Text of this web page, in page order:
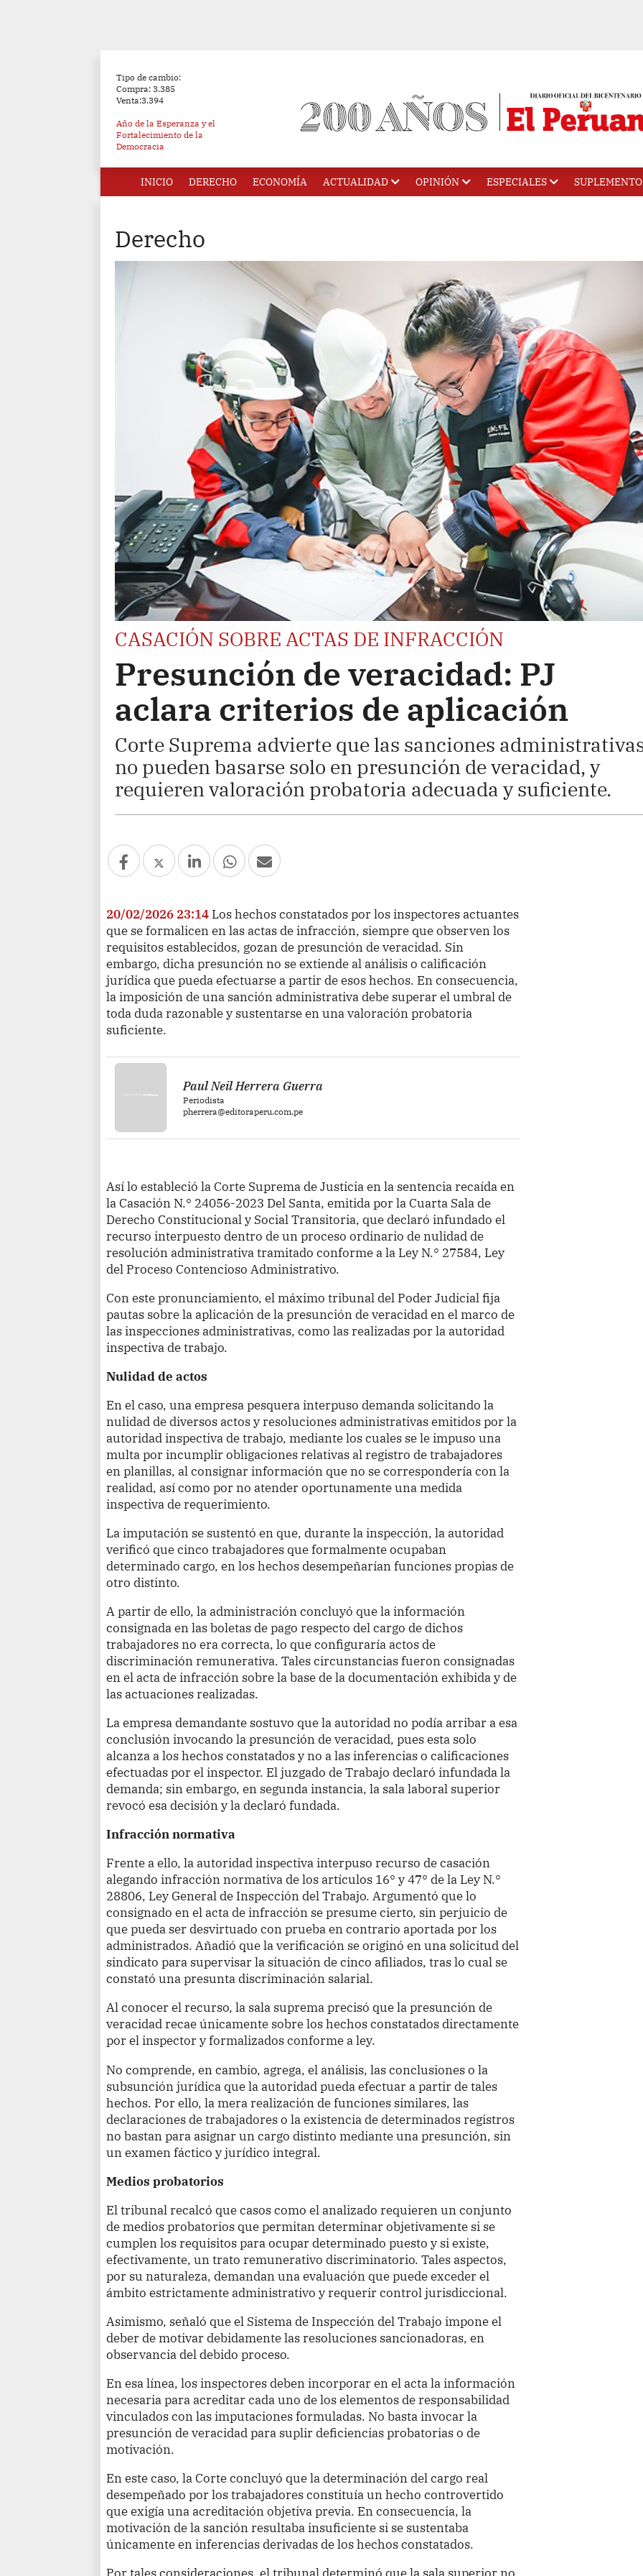
Tipo de cambio:
Compra: 3.385
Venta:3.394
Año de la Esperanza y el
Fortalecimiento de la
Democracia
INICIO DERECHO ECONOMÍA ACTUALIDAD OPINIÓN ESPECIALES
Derecho
CASACIÓN SOBRE ACTAS DE INFRACCIÓN
Presunción de veracidad: PJ
aclara criterios de aplicación
Corte Suprema advierte que las sanciones
no pueden basarse solo en presunción de veracidad, y
requieren valoración probatoria adecuada y suficiente.
20/02/2026 23:14 Los hechos constatados por los inspectores actuantes
que se formalicen en las actas de infracción, siempre que observen los
requisitos establecidos, gozan de presunción de veracidad. Sin
embargo, dicha presunción no se extiende al análisis o calificación
jurídica que pueda efectuarse a partir de esos hechos. En consecuencia,
la imposición de una sanción administrativa debe superar el umbral de
toda duda razonable y sustentarse en una valoración probatoria
suficiente.
Paul Neil Herrera Guerra
Periodista
pherrera@editoraperu.com.pe
Así lo estableció la Corte Suprema de Justicia en la sentencia recaída en
la Casación N.° 24056-2023 Del Santa, emitida por la Cuarta Sala de
Derecho Constitucional y Social Transitoria, que declaró infundado el
recurso interpuesto dentro de un proceso ordinario de nulidad de
resolución administrativa tramitado conforme a la Ley N.° 27584, Ley
del Proceso Contencioso Administrativo.
Con este pronunciamiento, el máximo tribunal del Poder Judicial fija
pautas sobre la aplicación de la presunción de veracidad en el marco de
las inspecciones administrativas, como las realizadas por la autoridad
inspectiva de trabajo.
Nulidad de actos
En el caso, una empresa pesquera interpuso demanda solicitando la
nulidad de diversos actos y resoluciones administrativas emitidos por la
autoridad inspectiva de trabajo, mediante los cuales se le impuso una
multa por incumplir obligaciones relativas al registro de trabajadores
en planillas, al consignar información que no se correspondería con la
realidad, así como por no atender oportunamente una medida
inspectiva de requerimiento.
La imputación se sustentó en que, durante la inspección, la autoridad
verificó que cinco trabajadores que formalmente ocupaban
determinado cargo, en los hechos desempeñarían funciones propias de
otro distinto.
A partir de ello, la administración concluyó que la información
consignada en las boletas de pago respecto del cargo de dichos
trabajadores no era correcta, lo que configuraría actos de
discriminación remunerativa. Tales circunstancias fueron consignadas
en el acta de infracción sobre la base de la documentación exhibida y de
las actuaciones realizadas.
La empresa demandante sostuvo que la autoridad no podía arribar a esa
conclusión invocando la presunción de veracidad, pues esta solo
alcanza a los hechos constatados y no a las inferencias o calificaciones
efectuadas por el inspector. El juzgado de Trabajo declaró infundada la
demanda; sin embargo, en segunda instancia, la sala laboral superior
revocó esa decisión y la declaró fundada.
Infracción normativa
Frente a ello, la autoridad inspectiva interpuso recurso de casación
alegando infracción normativa de los artículos 16° y 47° de la Ley N.°
28806, Ley General de Inspección del Trabajo. Argumentó que lo
consignado en el acta de infracción se presume cierto, sin perjuicio de
que pueda ser desvirtuado con prueba en contrario aportada por los
administrados. Añadió que la verificación se originó en una solicitud del
sindicato para supervisar la situación de cinco afiliados, tras lo cual se
constató una presunta discriminación salarial.
Al conocer el recurso, la sala suprema precisó que la presunción de
veracidad recae únicamente sobre los hechos constatados directamente
por el inspector y formalizados conforme a ley.
No comprende, en cambio, agrega, el análisis, las conclusiones o la
subsunción jurídica que la autoridad pueda efectuar a partir de tales
hechos. Por ello, la mera realización de funciones similares, las
declaraciones de trabajadores o la existencia de determinados registros
no bastan para asignar un cargo distinto mediante una presunción, sin
un examen fáctico y jurídico integral.
Medios probatorios
El tribunal recalcó que casos como el analizado requieren un conjunto
de medios probatorios que permitan determinar objetivamente si se
cumplen los requisitos para ocupar determinado puesto y si existe,
efectivamente, un trato remunerativo discriminatorio. Tales aspectos,
por su naturaleza, demandan una evaluación que puede exceder el
ámbito estrictamente administrativo y requerir control jurisdiccional.
Asimismo, señaló que el Sistema de Inspección del Trabajo impone el
deber de motivar debidamente las resoluciones sancionadoras, en
observancia del debido proceso.
En esa línea, los inspectores deben incorporar en el acta la información
necesaria para acreditar cada uno de los elementos de responsabilidad
vinculados con las imputaciones formuladas. No basta invocar la
presunción de veracidad para suplir deficiencias probatorias o de
motivación.
En este caso, la Corte concluyó que la determinación del cargo real
desempeñado por los trabajadores constituía un hecho controvertido
que exigía una acreditación objetiva previa. En consecuencia, la
motivación de la sanción resultaba insuficiente si se sustentaba
únicamente en inferencias derivadas de los hechos constatados.